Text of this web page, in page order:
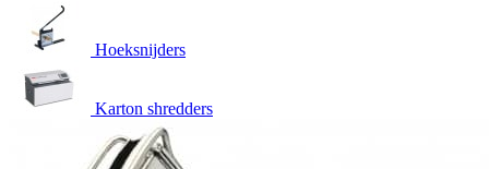
Hoeksnijders
Karton shredders